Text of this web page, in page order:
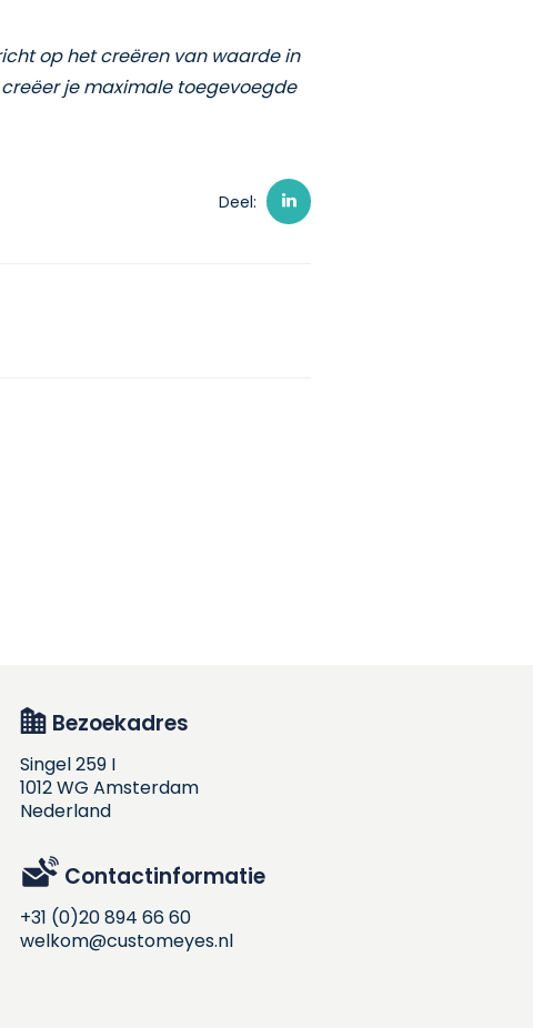
op het creëren van waarde in
je maximale toegevoegde
Deel:
Bezoekadres
Singel 259 I
1012 WG Amsterdam
Nederland
Contactinformatie
+31 (0)20 894 66 60
welkom@customeyes.nl